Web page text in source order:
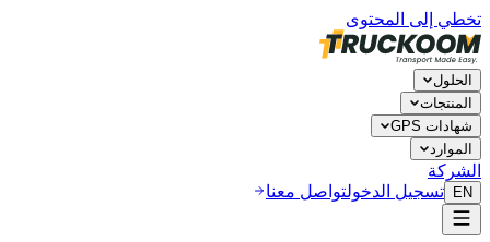
تخطي إلى المحتوى
الحلول
المنتجات
شهادات GPS
الموارد
الشركة
EN تسجيل الدخولتواصل معنا